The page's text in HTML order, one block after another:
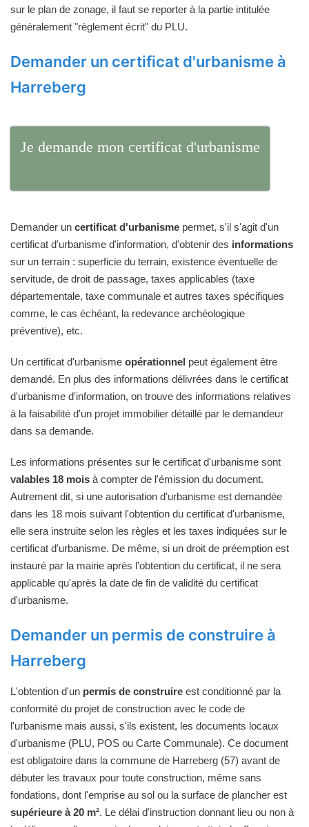
sur le plan de zonage, il faut se reporter à la partie intitulée
généralement "règlement écrit" du PLU.
Demander un certificat d'urbanisme à
Harreberg
Je demande mon certificat d'urbanisme
Demander un certificat d'urbanisme permet, s'il s'agit d'un
certificat d'urbanisme d'information, d'obtenir des informations
sur un terrain : superficie du terrain, existence éventuelle de
servitude, de droit de passage, taxes applicables (taxe
départementale, taxe communale et autres taxes spécifiques
comme, le cas échéant, la redevance archéologique
préventive), etc.
Un certificat d'urbanisme opérationnel peut également être
demandé. En plus des informations délivrées dans le certificat
d'urbanisme d'information, on trouve des informations relatives
à la faisabilité d'un projet immobilier détaillé par le demandeur
dans sa demande.
Les informations présentes sur le certificat d'urbanisme sont
valables 18 mois à compter de l'émission du document.
Autrement dit, si une autorisation d'urbanisme est demandée
dans les 18 mois suivant l'obtention du certificat d'urbanisme,
elle sera instruite selon les règles et les taxes indiquées sur le
certificat d'urbanisme. De même, si un droit de préemption est
instauré par la mairie après l'obtention du certificat, il ne sera
applicable qu'après la date de fin de validité du certificat
d'urbanisme.
Demander un permis de construire à
Harreberg
L'obtention d'un permis de construire est conditionné par la
conformité du projet de construction avec le code de
l'urbanisme mais aussi, s'ils existent, les documents locaux
d'urbanisme (PLU, POS ou Carte Communale). Ce document
est obligatoire dans la commune de Harreberg (57) avant de
débuter les travaux pour toute construction, même sans
fondations, dont l'emprise au sol ou la surface de plancher est
supérieure à 20 m². Le délai d'instruction donnant lieu ou non à